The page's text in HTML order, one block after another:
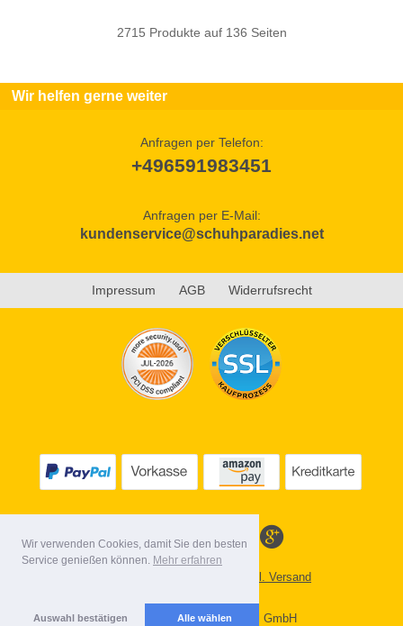
Wir verwenden Cookies, damit Sie den besten
Service genießen können. Mehr erfahren
Auswahl bestätigen Alle wählen
2715 Produkte auf 136 Seiten
Wir helfen gerne weiter
Anfragen per Telefon:
+496591983451
Anfragen per E-Mail:
kundenservice@schuhparadies.net
Impressum AGB Widerrufsrecht
Alle Preise inkl. MwSt. evtl. zzgl. Versand
Copyright 2026 by Gebr. Röhl GmbH